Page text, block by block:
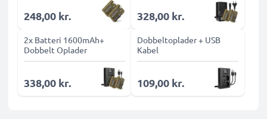
248,00 kr. 328,00 kr.
2x Batteri 1600mAh+
Dobbelt Oplader
338,00 kr.
Dobbeltoplader + USB
Kabel
109,00 kr.